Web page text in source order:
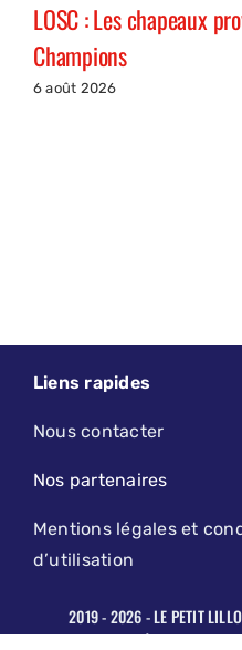
LOSC : Les chapeaux
Champions
6 août 2026
Liens rapides
Nous contacter
Nos partenaires
Mentions légales et
d’utilisation
2019 - 2026 - LE PETIT